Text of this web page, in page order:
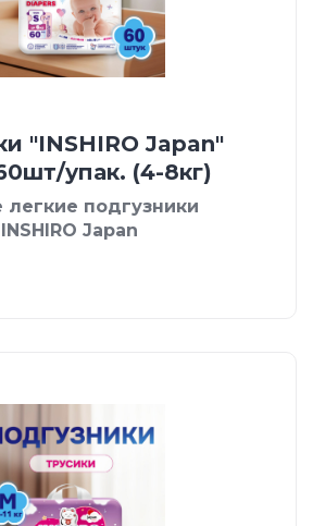
"INSHIRO Japan"
упак. (4-8кг)
легкие подгузники
INSHIRO Japan